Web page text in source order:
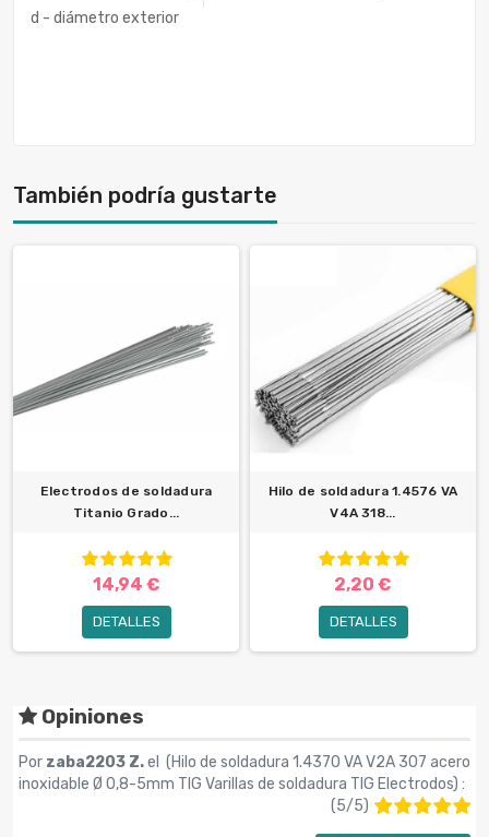
d - diámetro exterior
También podría gustarte
Electrodos de soldadura
Titanio Grado...
14,94 €
DETALLES
Hilo de soldadura 1.4576 VA
V4A 318...
2,20 €
DETALLES
Opiniones
Por zaba2203 Z.el (Hilo de soldadura 1.4370 VA V2A 307 acero
inoxidable Ø 0,8-5mm TIG Varillas de soldadura TIG Electrodos) :
(5/5)